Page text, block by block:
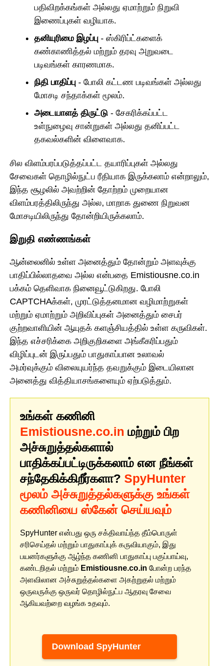
பதிவிறக்கங்கள் அல்லது ஏமாற்றும் நிறுவி
இணைப்புகள் வழியாக.
தனியுரிமை இழப்பு - ஸ்கிரிப்ட்களைக்
கண்காணித்தல் மற்றும் தரவு அறுவடை
படிவங்கள் காரணமாக.
நிதி பாதிப்பு - போலி கட்டண படிவங்கள் அல்லது
மோசடி சந்தாக்கள் மூலம்.
அடையாளத் திருட்டு - சேகரிக்கப்பட்ட
உள்நுழைவு சான்றுகள் அல்லது தனிப்பட்ட
தகவல்களின் விளைவாக.
சில விளம்பரப்படுத்தப்பட்ட தயாரிப்புகள் அல்லது
சேவைகள் தொழில்நுட்ப ரீதியாக இருக்கலாம் என்றாலும்,
இந்த சூழலில் அவற்றின் தோற்றம் முறையான
விளம்பரத்திலிருந்து அல்ல, மாறாக துணை நிறுவன
மோசடியிலிருந்து தோன்றியிருக்கலாம்.
இறுதி எண்ணங்கள்
ஆன்லைனில் உள்ள அனைத்தும் தோன்றும் அளவுக்கு
பாதிப்பில்லாதவை அல்ல என்பதை Emistiousne.co.in
பக்கம் தெளிவாக நினைவூட்டுகிறது. போலி
CAPTCHAக்கள், முரட்டுத்தனமான வழிமாற்றுகள்
மற்றும் ஏமாற்றும் அறிவிப்புகள் அனைத்தும் சைபர்
குற்றவாளியின் ஆயுதக் களஞ்சியத்தில் உள்ள கருவிகள்.
இந்த எச்சரிக்கை அறிகுறிகளை அங்கீகரிப்பதும்
விழிப்புடன் இருப்பதும் பாதுகாப்பான உலாவல்
அமர்வுக்கும் விலையுயர்ந்த தவறுக்கும் இடையிலான
அனைத்து வித்தியாசங்களையும் ஏற்படுத்தும்.
உங்கள் கணினி
Emistiousne.co.in மற்றும் பிற
அச்சுறுத்தல்களால்
பாதிக்கப்பட்டிருக்கலாம் என நீங்கள்
சந்தேகிக்கிறீர்களா? SpyHunter
மூலம் அச்சுறுத்தல்களுக்கு உங்கள்
கணினியை ஸ்கேன் செய்யவும்
SpyHunter என்பது ஒரு சக்திவாய்ந்த தீம்பொருள்
சரிசெய்தல் மற்றும் பாதுகாப்புக் கருவியாகும், இது
பயனர்களுக்கு ஆழ்ந்த கணினி பாதுகாப்பு பகுப்பாய்வு,
கண்டறிதல் மற்றும் Emistiousne.co.in போன்ற பரந்த
அளவிலான அச்சுறுத்தல்களை அகற்றுதல் மற்றும்
ஒருவருக்கு ஒருவர் தொழில்நுட்ப ஆதரவு சேவை
ஆகியவற்றை வழங்க உதவும்.
Download SpyHunter